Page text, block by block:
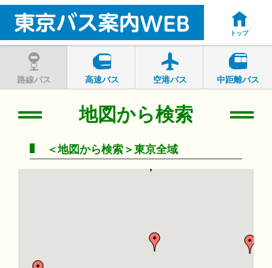
トップ
路線バス 高速バス 空港バス 中距離バス
地図から検索
＜地図から検索＞東京全域